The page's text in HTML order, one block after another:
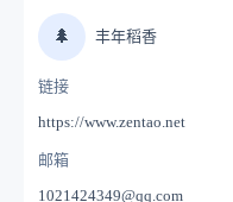
🌲 丰年稻香
链接
https://www.zentao.net
邮箱
1021424349@qq.com